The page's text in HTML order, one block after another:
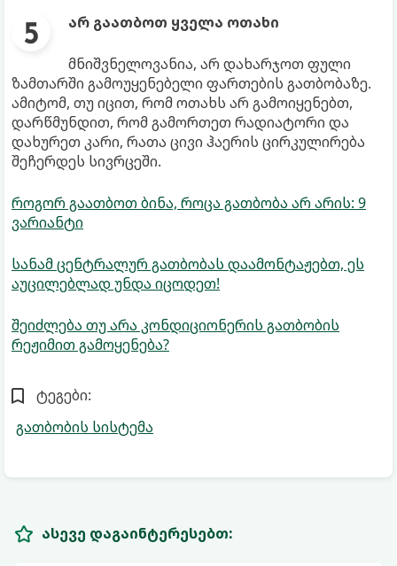
არ გაათბოთ ყველა ოთახი
მნიშვნელოვანია, არ დახარჯოთ ფული
ზამთარში გამოუყენებელი ფართების გათბობაზე.
ამიტომ, თუ იცით, რომ ოთახს არ გამოიყენებთ,
დარწმუნდით, რომ გამორთეთ რადიატორი და
დახურეთ კარი, რათა ცივი ჰაერის ცირკულირება
შეჩერდეს სივრცეში.
როგორ გაათბოთ ბინა, როცა გათბობა არ არის: 9
ვარიანტი
სანამ ცენტრალურ გათბობას დაამონტაჟებთ, ეს
აუცილებლად უნდა იცოდეთ!
შეიძლება თუ არა კონდიციონერის გათბობის
რეჟიმით გამოყენება?
ტეგები:
გათბობის სისტემა
ასევე დაგაინტერესებთ: